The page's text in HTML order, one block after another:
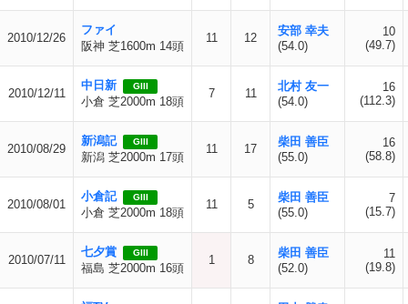
2010/12/26
ファイ
阪神 芝1600m 14頭
11 12
安部 幸夫
(54.0)
10
(49.7)
2010/12/11
中日新 GIII
小倉 芝2000m 18頭
7 11
北村 友一
(54.0)
16
(112.3)
2010/08/29
新潟記 GIII
新潟 芝2000m 17頭
11 17
柴田 善臣
(55.0)
16
(58.8)
2010/08/01
小倉記 GIII
小倉 芝2000m 18頭
11 5
柴田 善臣
(55.0)
7
(15.7)
2010/07/11
七夕賞 GIII
福島 芝2000m 16頭
1 8
柴田 善臣
(52.0)
11
(19.8)